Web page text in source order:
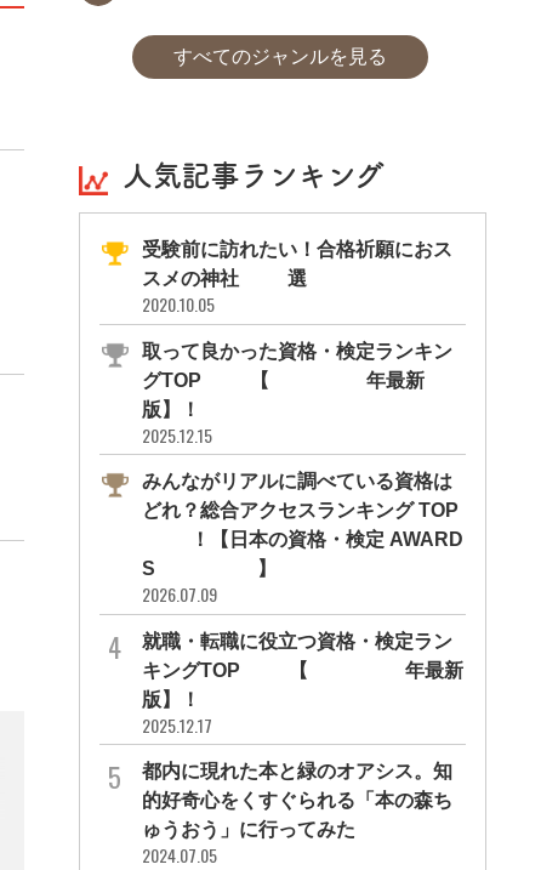
すべてのジャンルを見る
人気記事ランキング
受験前に訪れたい！合格祈願におス
スメの神社11選
2020.10.05
取って良かった資格・検定ランキン
グTOP10【2026年最新
版】！
2025.12.15
みんながリアルに調べている資格は
どれ？総合アクセスランキング TOP
10！【日本の資格・検定 AWARD
S 2026】
2026.07.09
就職・転職に役立つ資格・検定ラン
キングTOP30【2026年最新
版】！
2025.12.17
都内に現れた本と緑のオアシス。知
的好奇心をくすぐられる「本の森ち
ゅうおう」に行ってみた
2024.07.05